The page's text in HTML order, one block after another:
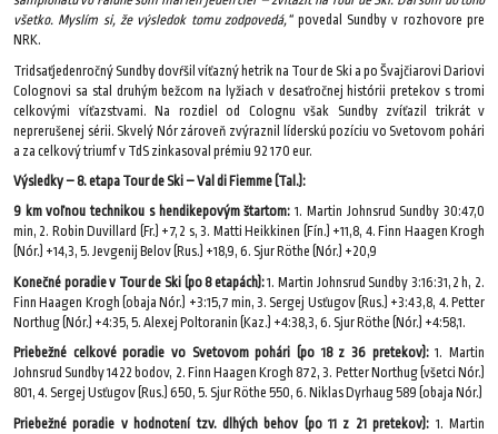
všetko. Myslím si, že výsledok tomu zodpovedá,“povedal Sundby v rozhovore pre
NRK.
Tridsaťjedenročný Sundby dovŕšil víťazný hetrik na Tour de Ski a po Švajčiarovi Dariovi
Colognovi sa stal druhým bežcom na lyžiach v desaťročnej histórii pretekov s tromi
celkovými víťazstvami. Na rozdiel od Colognu však Sundby zvíťazil trikrát v
neprerušenej sérii. Skvelý Nór zároveň zvýraznil líderskú pozíciu vo Svetovom pohári
a za celkový triumf v TdS zinkasoval prémiu 92 170 eur.
Výsledky – 8. etapa Tour de Ski – Val di Fiemme (Tal.):
9 km voľnou technikou s hendikepovým štartom: 1. Martin Johnsrud Sundby 30:47,0
min, 2. Robin Duvillard (Fr.) +7,2 s, 3. Matti Heikkinen (Fín.) +11,8, 4. Finn Haagen Krogh
(Nór.) +14,3, 5. Jevgenij Belov (Rus.) +18,9, 6. Sjur Röthe (Nór.) +20,9
Konečné poradie v Tour de Ski (po 8 etapách):1. Martin Johnsrud Sundby 3:16:31,2 h, 2.
Finn Haagen Krogh (obaja Nór.) +3:15,7 min, 3. Sergej Usťugov (Rus.) +3:43,8, 4. Petter
Northug (Nór.) +4:35, 5. Alexej Poltoranin (Kaz.) +4:38,3, 6. Sjur Röthe (Nór.) +4:58,1.
Priebežné celkové poradie vo Svetovom pohári (po 18 z 36 pretekov):1. Martin
Johnsrud Sundby 1422 bodov, 2. Finn Haagen Krogh 872, 3. Petter Northug (všetci Nór.)
801, 4. Sergej Usťugov (Rus.) 650, 5. Sjur Röthe 550, 6. Niklas Dyrhaug 589 (obaja Nór.)
Priebežné poradie v hodnotení tzv. dlhých behov (po 11 z 21 pretekov): 1. Martin